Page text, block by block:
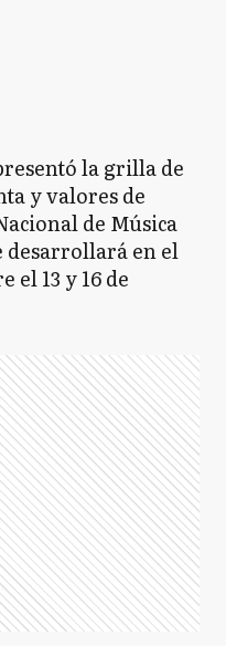
la grilla de
y valores de
de Música
desarrollará en el
13 y 16 de